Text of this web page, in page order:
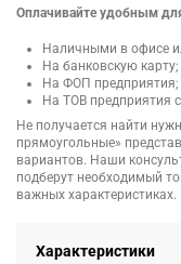
Оплачивайте удобным
Наличными в офисе
На банковскую карту;
На ФОП предприятия;
На ТОВ предприятия
Не получается найти
прямоугольные»
вариантов. Наши
подберут необходимый
важных характеристиках.
Характеристики